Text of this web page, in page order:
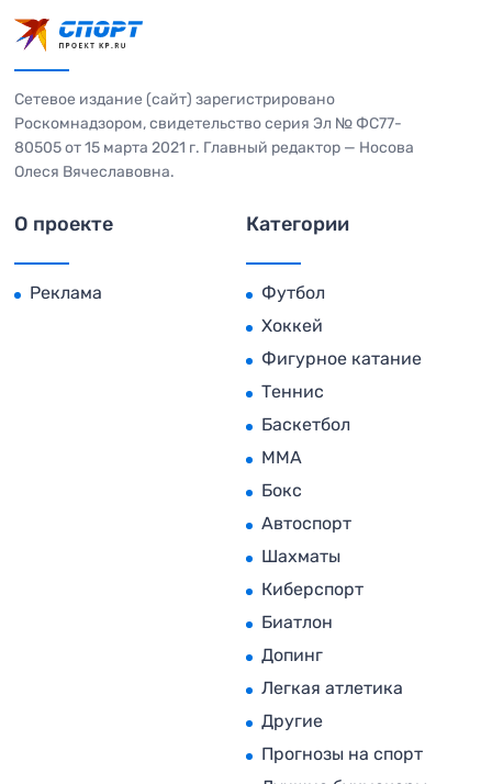
Сетевое издание (сайт) зарегистрировано
Роскомнадзором, свидетельство серия Эл № ФС77-
80505 от 15 марта 2021 г. Главный редактор — Носова
Олеся Вячеславовна.
О проекте
Реклама
Категории
Футбол
Хоккей
Фигурное катание
Теннис
Баскетбол
MMA
Бокс
Автоспорт
Шахматы
Киберспорт
Биатлон
Допинг
Легкая атлетика
Другие
Прогнозы на спорт